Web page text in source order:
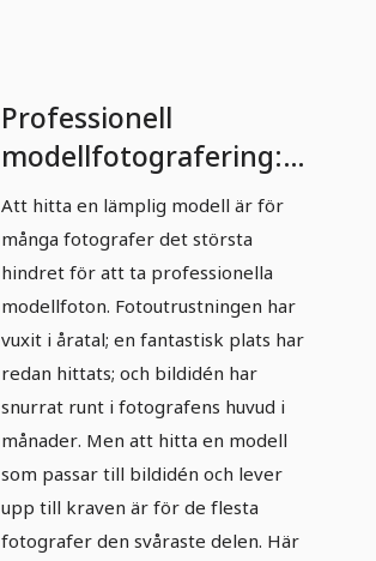
Professionell
modellfotografering:
Del 3 - Hitta lämpliga
modeller
Att hitta en lämplig modell är för
många fotografer det största
hindret för att ta professionella
modellfoton. Fotoutrustningen har
vuxit i åratal; en fantastisk plats har
redan hittats; och bildidén har
snurrat runt i fotografens huvud i
månader. Men att hitta en modell
som passar till bildidén och lever
upp till kraven är för de flesta
fotografer den svåraste delen. Här